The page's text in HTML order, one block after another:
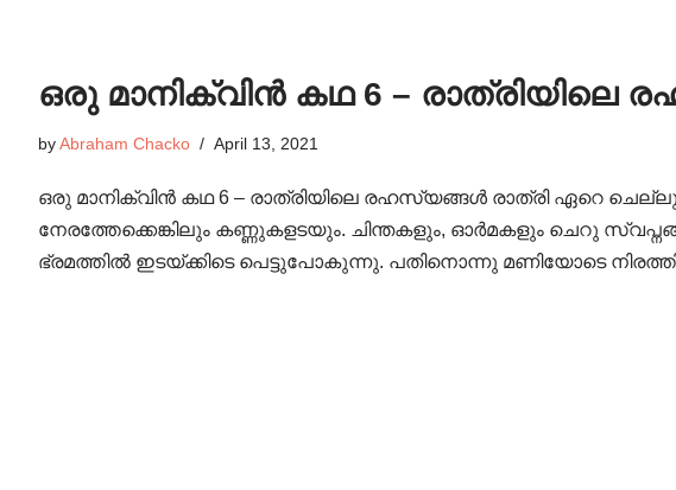
ഒരു മാനിക്വിൻ കഥ 6 – രാത്രിയിലെ
byAbraham Chacko April 13, 2021
ഒരു മാനിക്വിൻ കഥ 6 – രാത്രിയിലെ രഹസ്യങ്ങൾ രാത്രി ഏറെ
നേരത്തേക്കെങ്കിലും കണ്ണുകളടയും. ചിന്തകളും, ഓർമകളും ചെറു
ഭ്രമത്തിൽ ഇടയ്ക്കിടെ പെട്ടുപോകുന്നു. പതിനൊന്നു മണിയോടെ